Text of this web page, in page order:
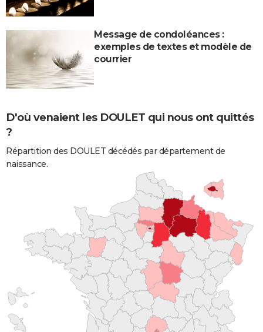
Message de condoléances :
exemples de textes et modèle de
courrier
D'où venaient les DOULET qui nous ont quittés
?
Répartition des DOULET décédés par département de
naissance.